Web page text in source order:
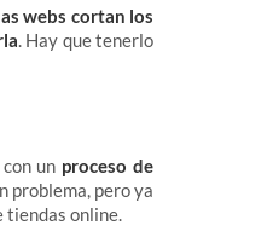
webs cortan los
. Hay que tenerlo
con un proceso de
problema, pero ya
online.